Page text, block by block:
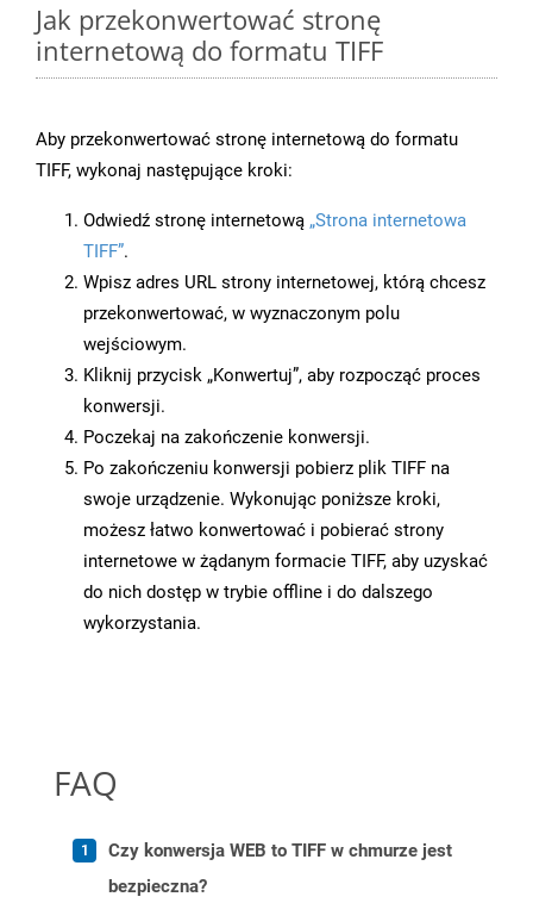
Jak przekonwertować stronę
internetową do formatu TIFF
Aby przekonwertować stronę internetową do formatu
TIFF, wykonaj następujące kroki:
Odwiedź stronę internetową „Strona internetowa
TIFF”.
Wpisz adres URL strony internetowej, którą chcesz
przekonwertować, w wyznaczonym polu
wejściowym.
Kliknij przycisk „Konwertuj”, aby rozpocząć proces
konwersji.
Poczekaj na zakończenie konwersji.
Po zakończeniu konwersji pobierz plik TIFF na
swoje urządzenie. Wykonując poniższe kroki,
możesz łatwo konwertować i pobierać strony
internetowe w żądanym formacie TIFF, aby uzyskać
do nich dostęp w trybie offline i do dalszego
wykorzystania.
FAQ
Czy konwersja WEB to TIFF w chmurze jest
bezpieczna?